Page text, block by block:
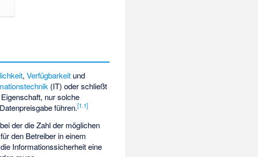
,Verfügbarkeit und
(IT) oder schließt
nur solche
führen.[1.1]
der die Zahl der möglichen
den Betreiber in einem
Informationssicherheit eine